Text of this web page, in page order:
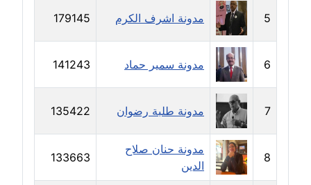
مدونة حسين درمشاكي
عاملة
مدونة حلا عادل
عاملة
مدونة حنان الهواري
عاملة
مدونة حنان صلاح الدين
عاملة
5 مدونة اشرف الكرم 179145
6 مدونة سمير حماد 141243
7 مدونة طلبة رضوان 135422
8
مدونة حنان صلاح
الدين
133663